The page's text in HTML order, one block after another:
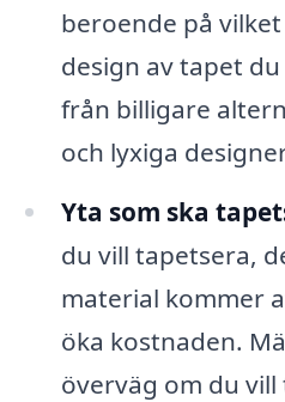
beroende på
design av tapet
från billigare
och lyxiga
Yta som ska
du vill tapetsera,
material kommer
öka kostnaden.
överväg om du